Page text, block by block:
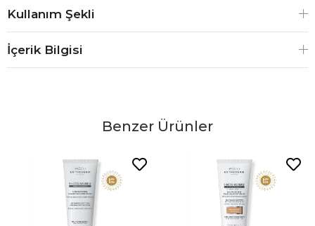
Kullanım Şekli
İçerik Bilgisi
Benzer Ürünler